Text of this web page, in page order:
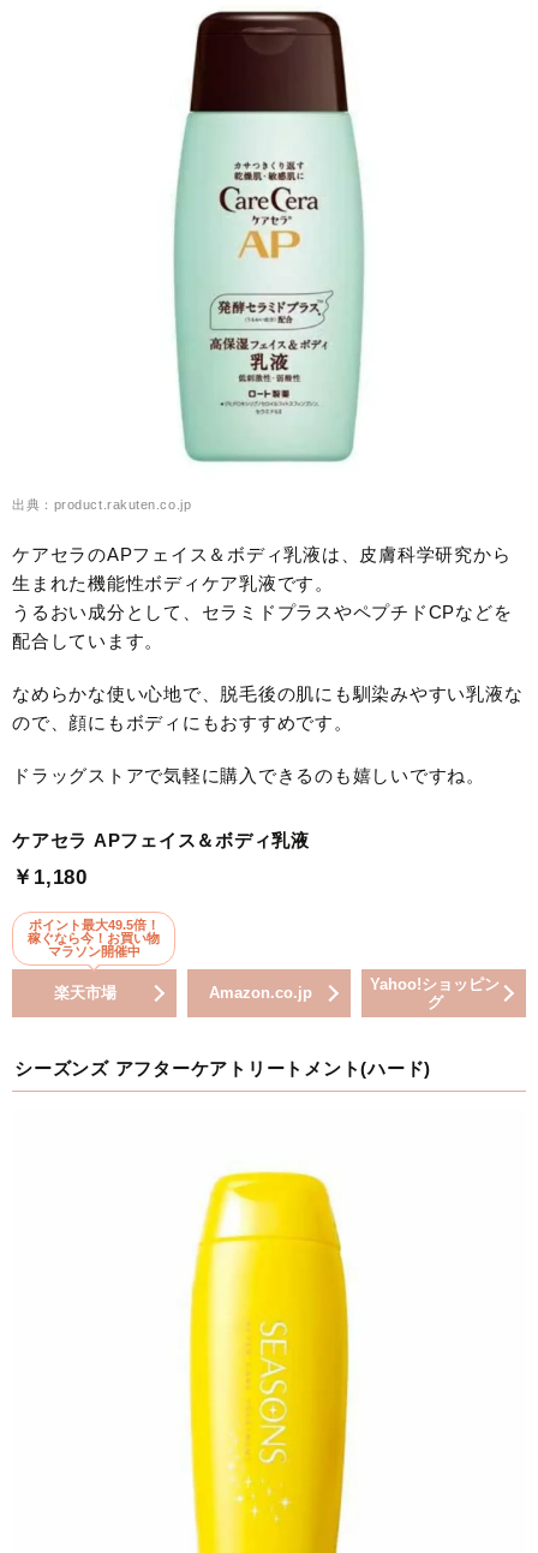
出典：product.rakuten.co.jp
ケアセラのAPフェイス＆ボディ乳液は、皮膚科学研究から
生まれた機能性ボディケア乳液です。
うるおい成分として、セラミドプラスやペプチドCPなどを
配合しています。
なめらかな使い心地で、脱毛後の肌にも馴染みやすい乳液な
ので、顔にもボディにもおすすめです。
ドラッグストアで気軽に購入できるのも嬉しいですね。
ケアセラ APフェイス＆ボディ乳液
￥1,180
ポイント最大49.5倍！
稼ぐなら今！お買い物
マラソン開催中
楽天市場 Amazon.co.jp
Yahoo!ショッピン
グ
シーズンズ アフターケアトリートメント(ハード)